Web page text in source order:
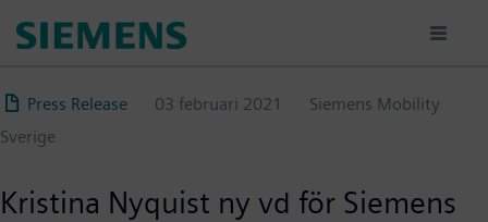
till
Press Release
03 februari 2021
Siemens Mobility
Sverige
Kristina Nyquist ny vd för Siemens